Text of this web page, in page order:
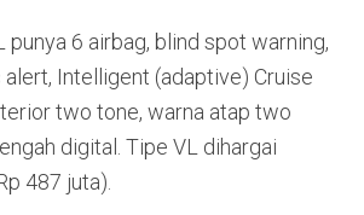
punya 6 airbag, blind spot warning,
Intelligent (adaptive) Cruise
two tone, warna atap two
digital. Tipe VL dihargai
487 juta).